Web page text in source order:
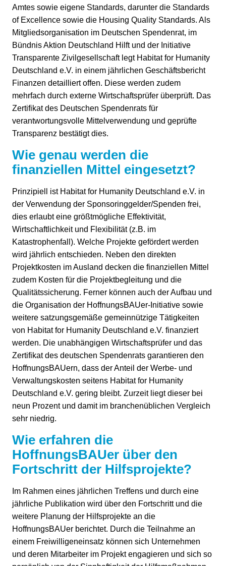
Amtes sowie eigene Standards, darunter die Standards
of Excellence sowie die Housing Quality Standards. Als
Mitgliedsorganisation im Deutschen Spendenrat, im
Bündnis Aktion Deutschland Hilft und der Initiative
Transparente Zivilgesellschaft legt Habitat for Humanity
Deutschland e.V. in einem jährlichen Geschäftsbericht
Finanzen detailliert offen. Diese werden zudem
mehrfach durch externe Wirtschaftsprüfer überprüft. Das
Zertifikat des Deutschen Spendenrats für
verantwortungsvolle Mittelverwendung und geprüfte
Transparenz bestätigt dies.
Wie genau werden die
finanziellen Mittel eingesetzt?
Prinzipiell ist Habitat for Humanity Deutschland e.V. in
der Verwendung der Sponsoringgelder/Spenden frei,
dies erlaubt eine größtmögliche Effektivität,
Wirtschaftlichkeit und Flexibilität (z.B. im
Katastrophenfall). Welche Projekte gefördert werden
wird jährlich entschieden. Neben den direkten
Projektkosten im Ausland decken die finanziellen Mittel
zudem Kosten für die Projektbegleitung und die
Qualitätssicherung. Ferner können auch der Aufbau und
die Organisation der HoffnungsBAUer-Initiative sowie
weitere satzungsgemäße gemeinnützige Tätigkeiten
von Habitat for Humanity Deutschland e.V. finanziert
werden. Die unabhängigen Wirtschaftsprüfer und das
Zertifikat des deutschen Spendenrats garantieren den
HoffnungsBAUern, dass der Anteil der Werbe- und
Verwaltungskosten seitens Habitat for Humanity
Deutschland e.V. gering bleibt. Zurzeit liegt dieser bei
neun Prozent und damit im branchenüblichen Vergleich
sehr niedrig.
Wie erfahren die
HoffnungsBAUer über den
Fortschritt der Hilfsprojekte?
Im Rahmen eines jährlichen Treffens und durch eine
jährliche Publikation wird über den Fortschritt und die
weitere Planung der Hilfsprojekte an die
HoffnungsBAUer berichtet. Durch die Teilnahme an
einem Freiwilligeneinsatz können sich Unternehmen
und deren Mitarbeiter im Projekt engagieren und sich so